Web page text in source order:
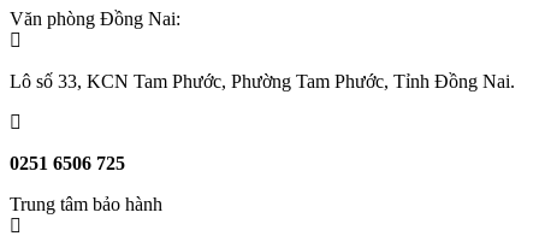
Văn phòng Đồng Nai:
Lô số 33, KCN Tam Phước, Phường Tam Phước, Tỉnh Đồng Nai.
0251 6506 725
Trung tâm bảo hành